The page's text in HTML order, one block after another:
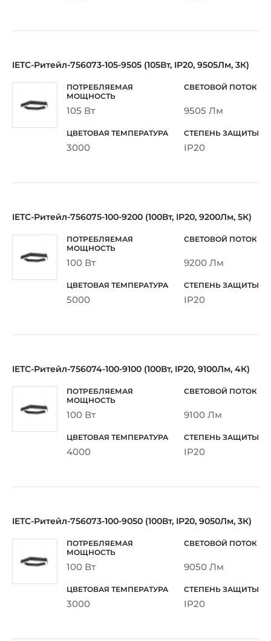
IETC-Ритейл-756073-105-9505 (105Вт, IP20, 9505Лм, 3К)
105 Вт 9505 Лм
3000 IP20
IETC-Ритейл-756075-100-9200 (100Вт, IP20, 9200Лм, 5К)
100 Вт 9200 Лм
5000 IP20
IETC-Ритейл-756074-100-9100 (100Вт, IP20, 9100Лм, 4К)
100 Вт 9100 Лм
4000 IP20
IETC-Ритейл-756073-100-9050 (100Вт, IP20, 9050Лм, 3К)
100 Вт 9050 Лм
3000 IP20